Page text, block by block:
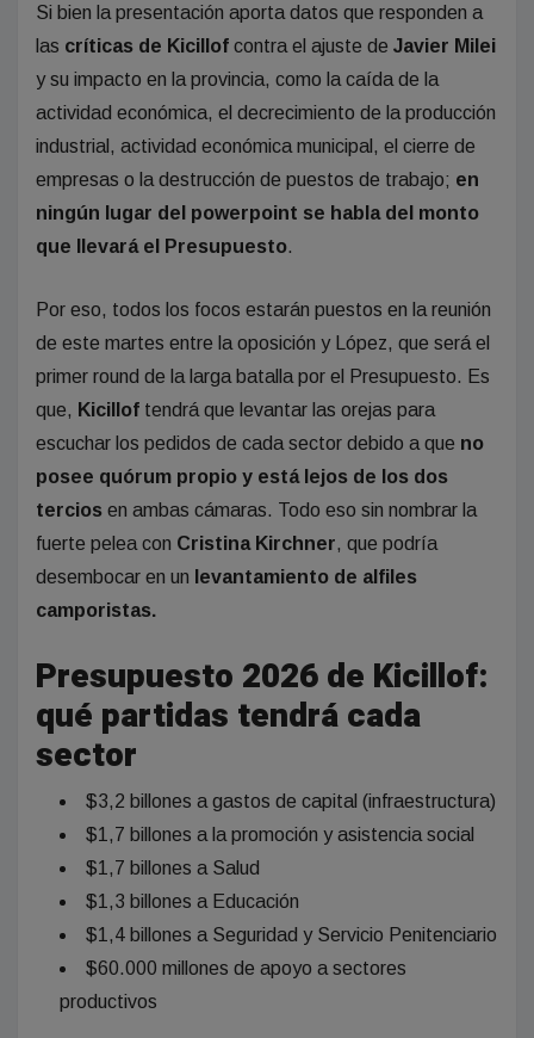
Si bien la presentación aporta datos que responden a
las críticas de Kicillof contra el ajuste de Javier Milei
y su impacto en la provincia, como la caída de la
actividad económica, el decrecimiento de la producción
industrial, actividad económica municipal, el cierre de
empresas o la destrucción de puestos de trabajo; en
ningún lugar del powerpoint se habla del monto
que llevará el Presupuesto.
Por eso, todos los focos estarán puestos en la reunión
de este martes entre la oposición y López, que será el
primer round de la larga batalla por el Presupuesto. Es
que, Kicillof tendrá que levantar las orejas para
escuchar los pedidos de cada sector debido a que no
posee quórum propio y está lejos de los dos
tercios en ambas cámaras. Todo eso sin nombrar la
fuerte pelea con Cristina Kirchner, que podría
desembocar en un levantamiento de alfiles
camporistas.
Presupuesto 2026 de Kicillof:
qué partidas tendrá cada
sector
$3,2 billones a gastos de capital (infraestructura)
$1,7 billones a la promoción y asistencia social
$1,7 billones a Salud
$1,3 billones a Educación
$1,4 billones a Seguridad y Servicio Penitenciario
$60.000 millones de apoyo a sectores
productivos